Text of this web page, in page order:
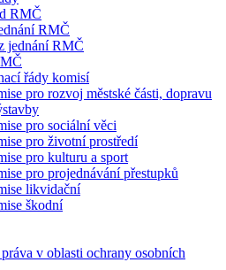
RMČ
RMČ
jednání RMČ
řády komisí
pro rozvoj městské části, dopravu
pro sociální věci
pro životní prostředí
pro kulturu a sport
pro projednávání přestupků
likvidační
škodní
v oblasti ochrany osobních